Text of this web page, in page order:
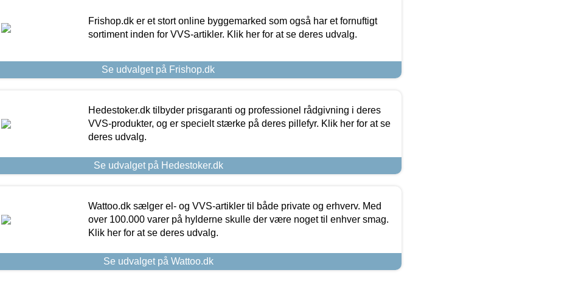
Frishop.dk er et stort online byggemarked som også har et fornuftigt
sortiment inden for VVS-artikler. Klik her for at se deres udvalg.
Se udvalget på Frishop.dk
Hedestoker.dk tilbyder prisgaranti og professionel rådgivning i deres
VVS-produkter, og er specielt stærke på deres pillefyr. Klik her for at se
deres udvalg.
Se udvalget på Hedestoker.dk
Wattoo.dk sælger el- og VVS-artikler til både private og erhverv. Med
over 100.000 varer på hylderne skulle der være noget til enhver smag.
Klik her for at se deres udvalg.
Se udvalget på Wattoo.dk